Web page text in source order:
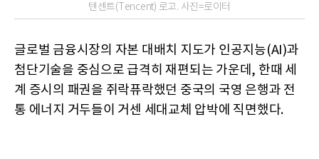
텐센트(Tencent) 로고. 사진=로이터
글로벌 금융시장의 자본 대배치 지도가 인공지능(AI)과
첨단기술을 중심으로 급격히 재편되는 가운데, 한때 세
계 증시의 패권을 쥐락퓨락했던 중국의 국영 은행과 전
통 에너지 거두들이 거센 세대교체 압박에 직면했다.